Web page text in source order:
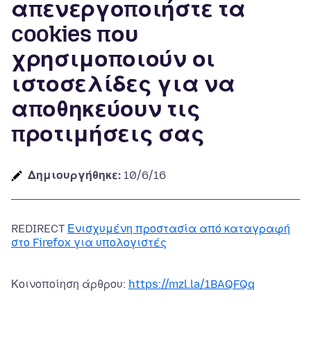
απενεργοποιήστε τα
cookies που
χρησιμοποιούν οι
ιστοσελίδες για να
αποθηκεύουν τις
προτιμήσεις σας
Δημιουργήθηκε: 10/6/16
REDIRECT Ενισχυμένη προστασία από καταγραφή
στο Firefox για υπολογιστές
Κοινοποίηση άρθρου: https://mzl.la/1BAQFQq